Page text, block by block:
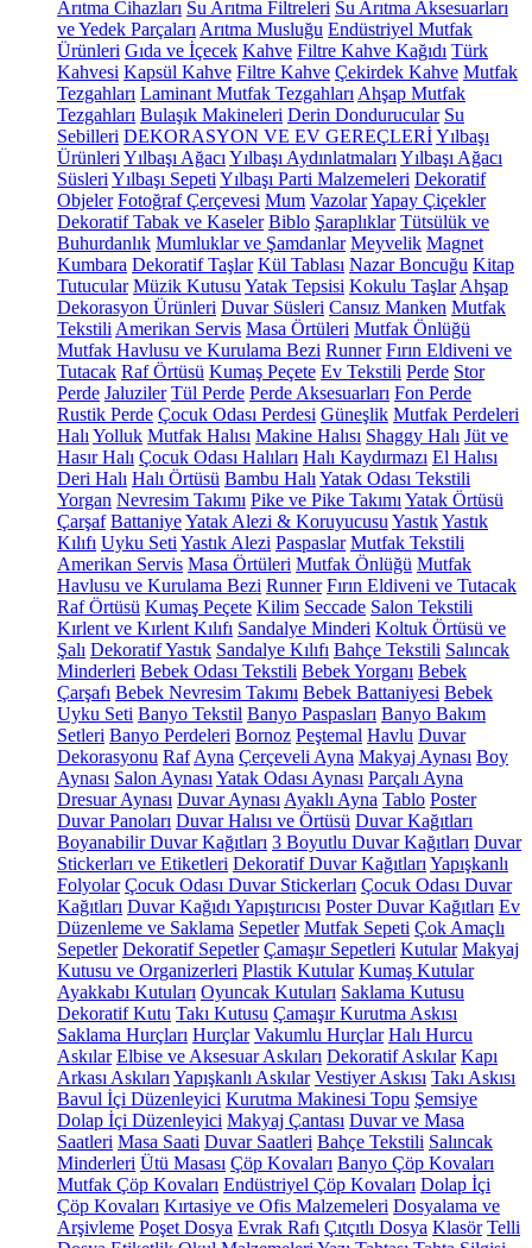
Arıtma Cihazları Su Arıtma Filtreleri Su Arıtma Aksesuarları
ve Yedek Parçaları Arıtma Musluğu Endüstriyel Mutfak
Ürünleri Gıda ve İçecek Kahve Filtre Kahve Kağıdı Türk
Kahvesi Kapsül Kahve Filtre Kahve Çekirdek Kahve Mutfak
Tezgahları Laminant Mutfak Tezgahları Ahşap Mutfak
Tezgahları Bulaşık Makineleri Derin Dondurucular Su
Sebilleri DEKORASYON VE EV GEREÇLERİYılbaşı
Ürünleri Yılbaşı Ağacı Yılbaşı Aydınlatmaları Yılbaşı Ağacı
Süsleri Yılbaşı Sepeti Yılbaşı Parti Malzemeleri Dekoratif
Objeler Fotoğraf Çerçevesi Mum VazolarYapay Çiçekler
Dekoratif Tabak ve Kaseler Biblo Şaraplıklar Tütsülük ve
Buhurdanlık Mumluklar ve Şamdanlar Meyvelik Magnet
Kumbara Dekoratif Taşlar Kül Tablası Nazar Boncuğu Kitap
Tutucular Müzik Kutusu Yatak Tepsisi Kokulu Taşlar Ahşap
Dekorasyon Ürünleri Duvar Süsleri Cansız Manken Mutfak
Tekstili Amerikan Servis Masa Örtüleri Mutfak Önlüğü
Mutfak Havlusu ve Kurulama Bezi Runner Fırın Eldiveni ve
Tutacak Raf Örtüsü Kumaş Peçete Ev Tekstili Perde Stor
Perde Jaluziler Tül Perde Perde Aksesuarları Fon Perde
Rustik Perde Çocuk Odası Perdesi Güneşlik Mutfak Perdeleri
Halı Yolluk Mutfak Halısı Makine Halısı Shaggy Halı Jüt ve
Hasır Halı Çocuk Odası Halıları Halı Kaydırmazı El Halısı
Deri Halı Halı Örtüsü Bambu Halı Yatak Odası Tekstili
Yorgan Nevresim Takımı Pike ve Pike Takımı Yatak Örtüsü
Çarşaf BattaniyeYatak Alezi & Koruyucusu YastıkYastık
Kılıfı Uyku Seti Yastık Alezi Paspaslar Mutfak Tekstili
Amerikan Servis Masa Örtüleri Mutfak Önlüğü Mutfak
Havlusu ve Kurulama Bezi Runner Fırın Eldiveni ve Tutacak
Raf Örtüsü Kumaş Peçete Kilim Seccade Salon Tekstili
Kırlent ve Kırlent Kılıfı Sandalye Minderi Koltuk Örtüsü ve
Şalı Dekoratif Yastık Sandalye Kılıfı Bahçe Tekstili Salıncak
Minderleri Bebek Odası Tekstili Bebek Yorganı Bebek
Çarşafı Bebek Nevresim Takımı Bebek Battaniyesi Bebek
Uyku Seti Banyo Tekstil Banyo Paspasları Banyo Bakım
Setleri Banyo Perdeleri Bornoz Peştemal Havlu Duvar
Dekorasyonu Raf Ayna Çerçeveli Ayna Makyaj Aynası Boy
Aynası Salon Aynası Yatak Odası Aynası Parçalı Ayna
Dresuar Aynası Duvar Aynası Ayaklı Ayna Tablo Poster
Duvar Panoları Duvar Halısı ve Örtüsü Duvar Kağıtları
Boyanabilir Duvar Kağıtları 3 Boyutlu Duvar Kağıtları Duvar
Stickerları ve Etiketleri Dekoratif Duvar Kağıtları Yapışkanlı
Folyolar Çocuk Odası Duvar Stickerları Çocuk Odası Duvar
Kağıtları Duvar Kağıdı Yapıştırıcısı Poster Duvar Kağıtları Ev
Düzenleme ve Saklama Sepetler Mutfak Sepeti Çok Amaçlı
Sepetler Dekoratif Sepetler Çamaşır Sepetleri Kutular Makyaj
Kutusu ve Organizerleri Plastik Kutular Kumaş Kutular
Ayakkabı Kutuları Oyuncak Kutuları Saklama Kutusu
Dekoratif Kutu Takı Kutusu Çamaşır Kurutma Askısı
Saklama Hurçları Hurçlar Vakumlu Hurçlar Halı Hurcu
Askılar Elbise ve Aksesuar Askıları Dekoratif Askılar Kapı
Arkası Askıları Yapışkanlı Askılar Vestiyer Askısı Takı Askısı
Bavul İçi Düzenleyici Kurutma Makinesi Topu Şemsiye
Dolap İçi Düzenleyici Makyaj Çantası Duvar ve Masa
Saatleri Masa Saati Duvar Saatleri Bahçe Tekstili Salıncak
Minderleri Ütü Masası Çöp Kovaları Banyo Çöp Kovaları
Mutfak Çöp Kovaları Endüstriyel Çöp Kovaları Dolap İçi
Çöp Kovaları Kırtasiye ve Ofis Malzemeleri Dosyalama ve
Arşivleme Poşet Dosya Evrak Rafı Çıtçıtlı Dosya Klasör Telli